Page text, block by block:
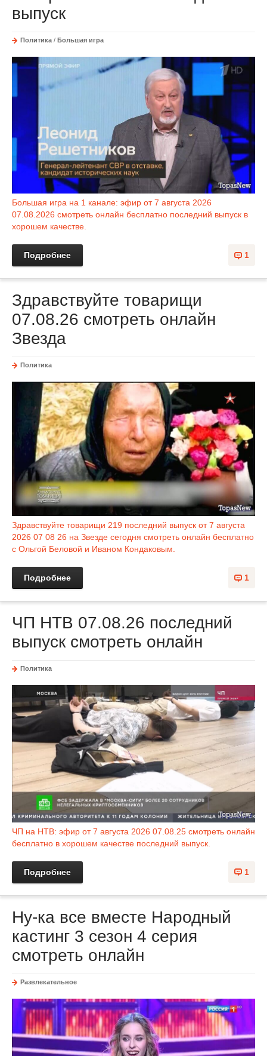
выпуск
Политика / Большая игра
Большая игра на 1 канале: эфир от 7 августа 2026
07.08.2026 смотреть онлайн бесплатно последний выпуск в
хорошем качестве.
1
Подробнее
Здравствуйте товарищи
07.08.26 смотреть онлайн
Звезда
Политика
Здравствуйте товарищи 219 последний выпуск от 7 августа
2026 07 08 26 на Звезде сегодня смотреть онлайн бесплатно
с Ольгой Беловой и Иваном Кондаковым.
1
Подробнее
ЧП НТВ 07.08.26 последний
выпуск смотреть онлайн
Политика
ЧП на НТВ: эфир от 7 августа 2026 07.08.25 смотреть онлайн
бесплатно в хорошем качестве последний выпуск.
1
Подробнее
Ну-ка все вместе Народный
кастинг 3 сезон 4 серия
смотреть онлайн
Развлекательное